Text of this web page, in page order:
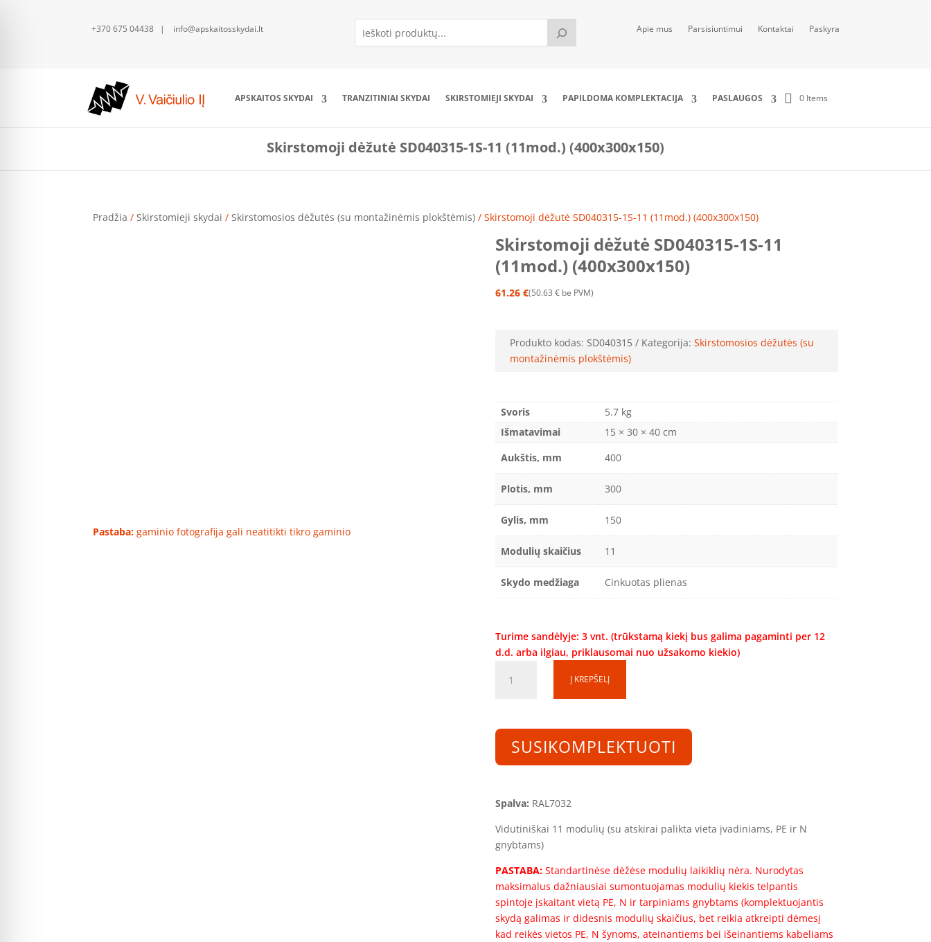
+370 675 04438 | info@apskaitosskydai.lt Apie mus Parsisiuntimui Kontaktai Paskyra
APSKAITOS SKYDAI TRANZITINIAI SKYDAI SKIRSTOMIEJI SKYDAI PAPILDOMA KOMPLEKTACIJA PASLAUGOS 0 Items
Skirstomoji dėžutė SD040315-1S-11 (11mod.) (400x300x150)
Pradžia /Skirstomieji skydai /Skirstomosios dėžutės (su montažinėmis plokštėmis) / Skirstomoji dėžutė SD040315-1S-11 (11mod.) (400x300x150)
Pastaba: gaminio fotografija gali neatitikti tikro gaminio
Skirstomoji dėžutė SD040315-1S-11
(11mod.) (400x300x150)
61.26 € 50.63 € be PVM
Produkto kodas: SD040315 Kategorija: Skirstomosios dėžutės (su
montažinėmis plokštėmis)
Svoris
5.7 kg
Išmatavimai
15 × 30 × 40 cm
Aukštis, mm
400
Plotis, mm 300
Gylis, mm 150
Modulių skaičius 11
Skydo medžiaga Cinkuotas plienas
Turime sandėlyje: 3 vnt. (trūkstamą kiekį bus galima pagaminti per 12
d.d. arba ilgiau, priklausomai nuo užsakomo kiekio)
kiekis:
SD040315-
11
Į KREPŠELĮ
SUSIKOMPLEKTUOTI
Spalva: RAL7032
Vidutiniškai 11 modulių (su atskirai palikta vieta įvadiniams, PE ir N
gnybtams)
PASTABA:Standartinėse dėžėse modulių laikiklių nėra. Nurodytas
maksimalus dažniausiai sumontuojamas modulių kiekis telpantis
spintoje įskaitant vietą PE, N ir tarpiniams gnybtams (komplektuojantis
skydą galimas ir didesnis modulių skaičius, bet reikia atkreipti dėmesį
kad reikės vietos PE, N šynoms, ateinantiems bei išeinantiems kabeliams